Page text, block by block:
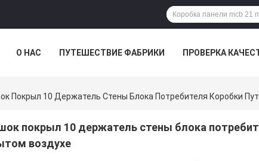
О НАС ПУТЕШЕСТВИЕ ФАБРИКИ ПРОВЕРКА
Покрыл 10 Держатель Стены Блока Потребителя Коробки
покрыл 10 держатель стены блока
воздухе